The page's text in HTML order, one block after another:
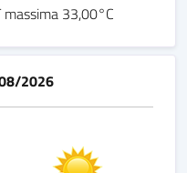
massima 33,00°C
2026